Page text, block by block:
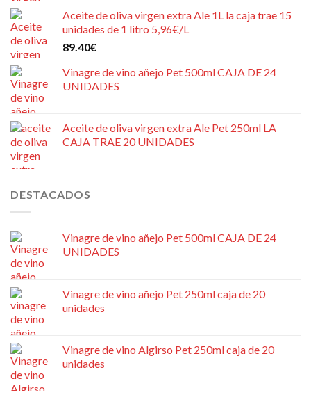
Aceite de oliva virgen extra Ale 1L la caja trae 15
unidades de 1 litro 5,96€/L
89.40€
Vinagre de vino añejo Pet 500ml CAJA DE 24
UNIDADES
Aceite de oliva virgen extra Ale Pet 250ml LA
CAJA TRAE 20 UNIDADES
DESTACADOS
Vinagre de vino añejo Pet 500ml CAJA DE 24
UNIDADES
Vinagre de vino añejo Pet 250ml caja de 20
unidades
Vinagre de vino Algirso Pet 250ml caja de 20
unidades